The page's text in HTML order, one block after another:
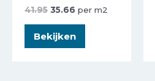
41.95 35.66 per m2
Bekijken